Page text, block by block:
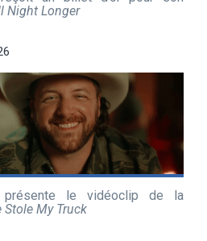
Night Longer
présente le vidéoclip de la
Stole My Truck